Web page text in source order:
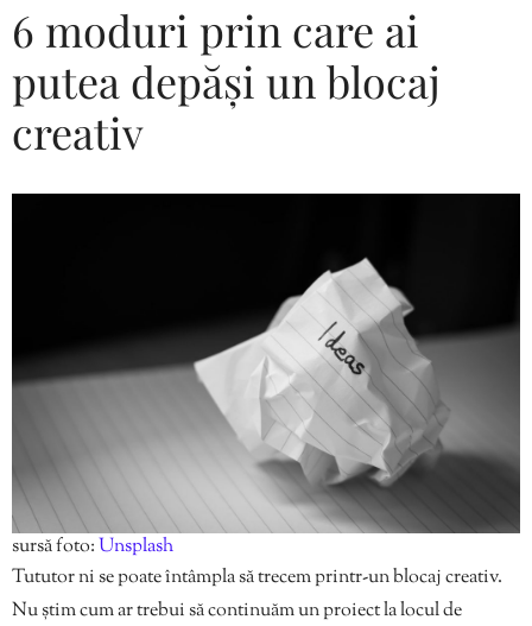
6 moduri prin care ai
putea depăși un blocaj
creativ
sursă foto:Unsplash
Tututor ni se poate întâmpla să trecem printr-un blocaj creativ.
Nu știm cum ar trebui să continuăm un proiect la locul de